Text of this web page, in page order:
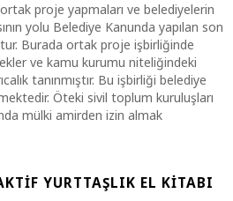
proje yapmaları ve belediyelerin
yolu Belediye Kanunda yapılan son
Burada ortak proje işbirliğinde
ve kamu kurumu niteliğindeki
tanınmıştır. Bu işbirliği belediye
Öteki sivil toplum kuruluşları
mülki amirden izin almak
YURTTAŞLIK EL KITABI